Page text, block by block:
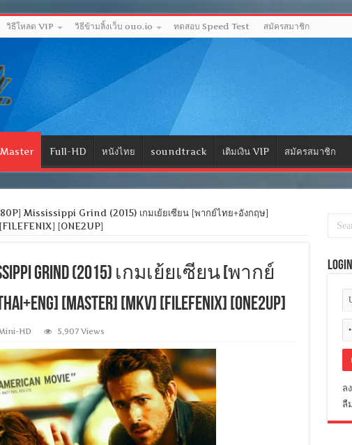
วิธีโหลด VIP วิธีข้ามลิ้งเว็บ ouo.io ทดสอบ Speed Test สมัครสมาชิก
Master Full-HD หนังไทย soundtrack เติมเงิน VIP สมัครสมาชิก
Mississippi Grind (2015) เกมเย้ยเซียน [พากย์ไทย+อังกฤษ]
[ONE2UP]
Grind (2015) เกมเย้ยเซียน [พากย์
[MASTER] [MKV] [FILEFENIX] [ONE2UP]
HD 5,907 Views
Login
ล
ลื